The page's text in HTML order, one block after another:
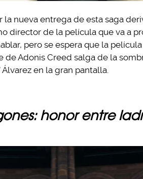
la nueva entrega de esta saga
director de la película que va a
pero se espera que la
de Adonis Creed salga de la
Álvarez en la gran pantalla.
honor entre